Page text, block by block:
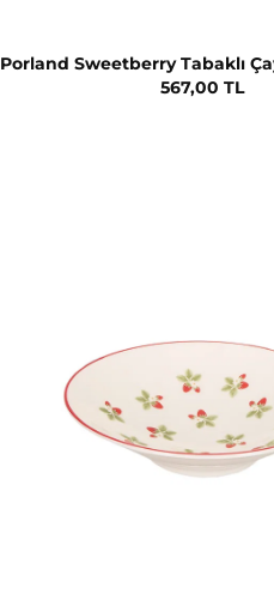
Porland Sweetberry Tabaklı
567,00 TL